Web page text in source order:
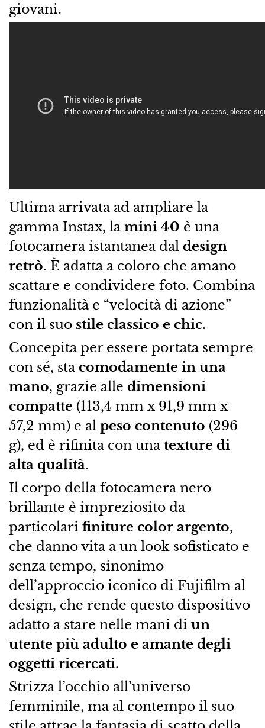
giovani.
Ultima arrivata ad ampliare la
gamma Instax, la mini 40 è una
fotocamera istantanea dal design
retrò. È adatta a coloro che amano
scattare e condividere foto. Combina
funzionalità e “velocità di azione”
con il suo stile classico e chic.
Concepita per essere portata sempre
con sé, sta comodamente in una
mano, grazie alle dimensioni
compatte (113,4 mm x 91,9 mm x
57,2 mm) e al peso contenuto (296
g), ed è rifinita con una texture di
alta qualità.
Il corpo della fotocamera nero
brillante è impreziosito da
particolari finiture color argento,
che danno vita a un look sofisticato e
senza tempo, sinonimo
dell’approccio iconico di Fujifilm al
design, che rende questo dispositivo
adatto a stare nelle mani di un
utente più adulto e amante degli
oggetti ricercati.
Strizza l’occhio all’universo
femminile, ma al contempo il suo